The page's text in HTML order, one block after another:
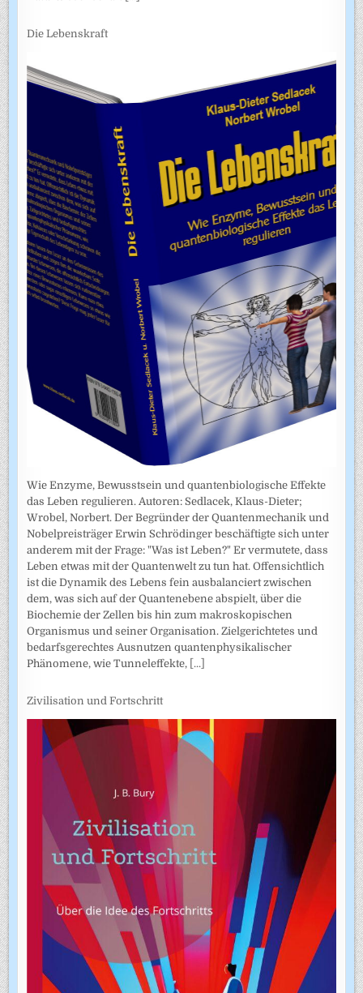
Die Lebenskraft
Wie Enzyme, Bewusstsein und quantenbiologische Effekte
das Leben regulieren. Autoren: Sedlacek, Klaus-Dieter;
Wrobel, Norbert. Der Begründer der Quantenmechanik und
Nobelpreisträger Erwin Schrödinger beschäftigte sich unter
anderem mit der Frage: "Was ist Leben?" Er vermutete, dass
Leben etwas mit der Quantenwelt zu tun hat. Offensichtlich
ist die Dynamik des Lebens fein ausbalanciert zwischen
dem, was sich auf der Quantenebene abspielt, über die
Biochemie der Zellen bis hin zum makroskopischen
Organismus und seiner Organisation. Zielgerichtetes und
bedarfsgerechtes Ausnutzen quantenphysikalischer
Phänomene, wie Tunneleffekte, [...]
Zivilisation und Fortschritt